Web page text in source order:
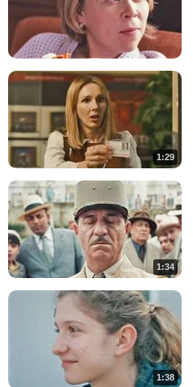
1:29
1:34
1:38